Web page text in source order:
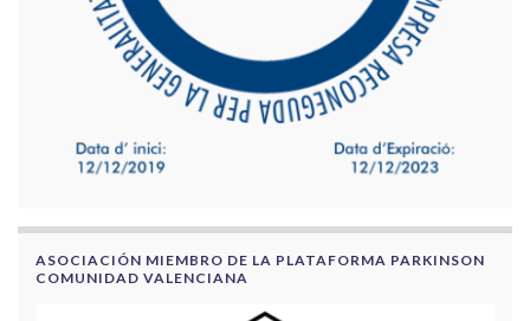
ASOCIACIÓN MIEMBRO DE LA PLATAFORMA PARKINSON
COMUNIDAD VALENCIANA